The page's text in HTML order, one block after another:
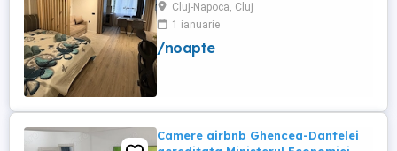
Cluj-Napoca, Cluj
1 ianuarie
/noapte
Camere airbnb Ghencea-Dantelei